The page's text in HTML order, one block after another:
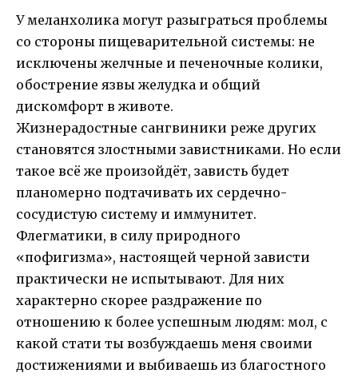
У меланхолика могут разыграться проблемы
со стороны пищеварительной системы: не
исключены желчные и печеночные колики,
обострение язвы желудка и общий
дискомфорт в животе.
Жизнерадостные сангвиники реже других
становятся злостными завистниками. Но если
такое всё же произойдёт, зависть будет
планомерно подтачивать их сердечно-
сосудистую систему и иммунитет.
Флегматики, в силу природного
«пофигизма», настоящей черной зависти
практически не испытывают. Для них
характерно скорее раздражение по
отношению к более успешным людям: мол, с
какой стати ты возбуждаешь меня своими
достижениями и выбиваешь из благостного